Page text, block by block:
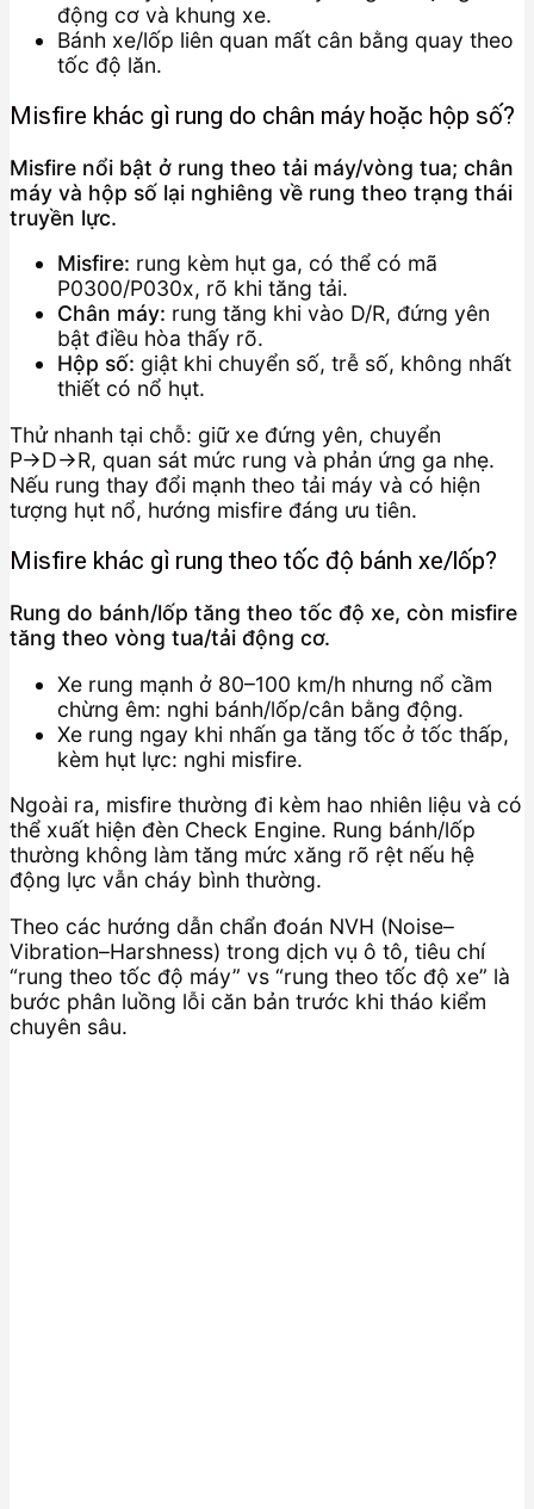
động cơ và khung xe.
Bánh xe/lốp liên quan mất cân bằng quay theo
tốc độ lăn.
Misfire khác gì rung do chân máy hoặc hộp số?
Misfire nổi bật ở rung theo tải máy/vòng tua; chân
máy và hộp số lại nghiêng về rung theo trạng thái
truyền lực.
Misfire: rung kèm hụt ga, có thể có mã
P0300/P030x, rõ khi tăng tải.
Chân máy: rung tăng khi vào D/R, đứng yên
bật điều hòa thấy rõ.
Hộp số: giật khi chuyển số, trễ số, không nhất
thiết có nổ hụt.
Thử nhanh tại chỗ: giữ xe đứng yên, chuyển
P→D→R, quan sát mức rung và phản ứng ga nhẹ.
Nếu rung thay đổi mạnh theo tải máy và có hiện
tượng hụt nổ, hướng misfire đáng ưu tiên.
Misfire khác gì rung theo tốc độ bánh xe/lốp?
Rung do bánh/lốp tăng theo tốc độ xe, còn misfire
tăng theo vòng tua/tải động cơ.
Xe rung mạnh ở 80–100 km/h nhưng nổ cầm
chừng êm: nghi bánh/lốp/cân bằng động.
Xe rung ngay khi nhấn ga tăng tốc ở tốc thấp,
kèm hụt lực: nghi misfire.
Ngoài ra, misfire thường đi kèm hao nhiên liệu và có
thể xuất hiện đèn Check Engine. Rung bánh/lốp
thường không làm tăng mức xăng rõ rệt nếu hệ
động lực vẫn cháy bình thường.
Theo các hướng dẫn chẩn đoán NVH (Noise–
Vibration–Harshness) trong dịch vụ ô tô, tiêu chí
“rung theo tốc độ máy” vs “rung theo tốc độ xe” là
bước phân luồng lỗi căn bản trước khi tháo kiểm
chuyên sâu.